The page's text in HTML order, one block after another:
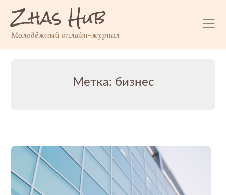
Перейти
содержимому
Zhas Hub
Молодёжный онлайн-журнал
Метка: бизнес